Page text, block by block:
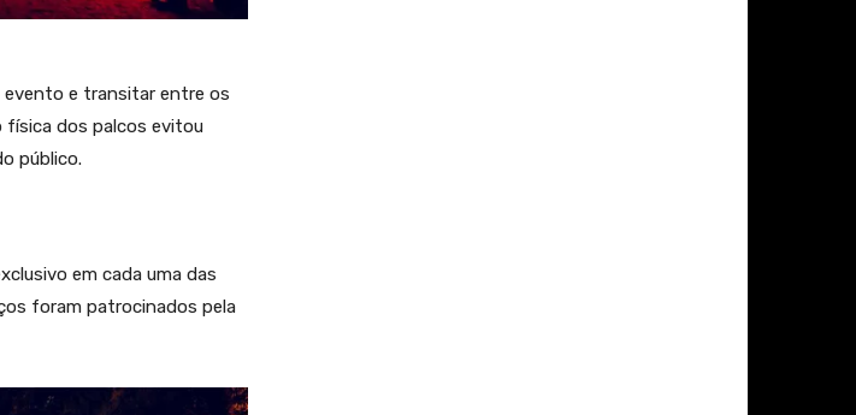
evento e transitar entre os
física dos palcos evitou
público.
em cada uma das
foram patrocinados pela